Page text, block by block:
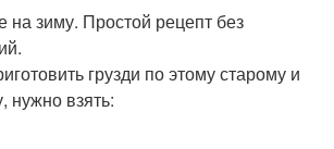
на зиму. Простой рецепт без
грузди по этому старому и
нужно взять: